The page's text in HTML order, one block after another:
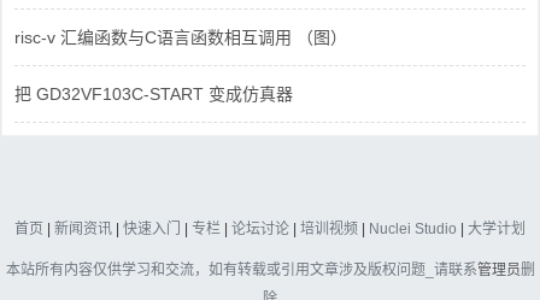
risc-v 汇编函数与C语言函数相互调用 （图）
把 GD32VF103C-START 变成仿真器
首页 | 新闻资讯 | 快速入门 | 专栏 | 论坛讨论 | 培训视频 | Nuclei Studio | 大学计划
本站所有内容仅供学习和交流，如有转载或引用文章涉及版权问题_请联系管理员删